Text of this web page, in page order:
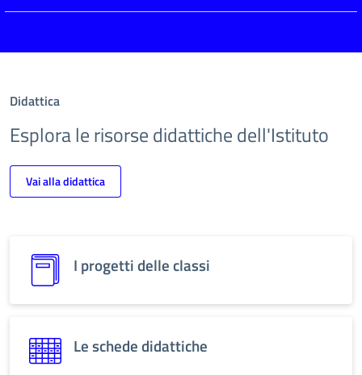
Didattica
Esplora le risorse didattiche dell'Istituto
Vai alla didattica
I progetti delle classi
Le schede didattiche